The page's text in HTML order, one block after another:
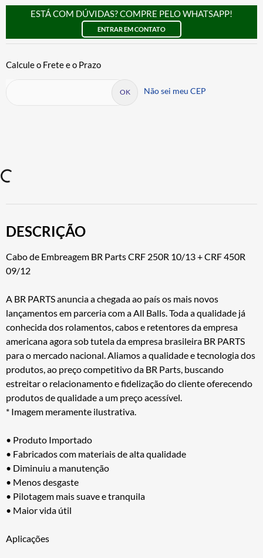
ESTÁ COM DÚVIDAS? COMPRE PELO WHATSAPP!
ENTRAR EM CONTATO
Não sei meu CEP
DESCRIÇÃO
Cabo de Embreagem BR Parts CRF 250R 10/13 + CRF 450R
09/12
A BR PARTS anuncia a chegada ao país os mais novos
lançamentos em parceria com a All Balls. Toda a qualidade já
conhecida dos rolamentos, cabos e retentores da empresa
americana agora sob tutela da empresa brasileira BR PARTS
para o mercado nacional. Aliamos a qualidade e tecnologia dos
produtos, ao preço competitivo da BR Parts, buscando
estreitar o relacionamento e fidelização do cliente oferecendo
produtos de qualidade a um preço acessível.
* Imagem meramente ilustrativa.
• Produto Importado
• Fabricados com materiais de alta qualidade
• Diminuiu a manutenção
• Menos desgaste
• Pilotagem mais suave e tranquila
• Maior vida útil
Aplicações